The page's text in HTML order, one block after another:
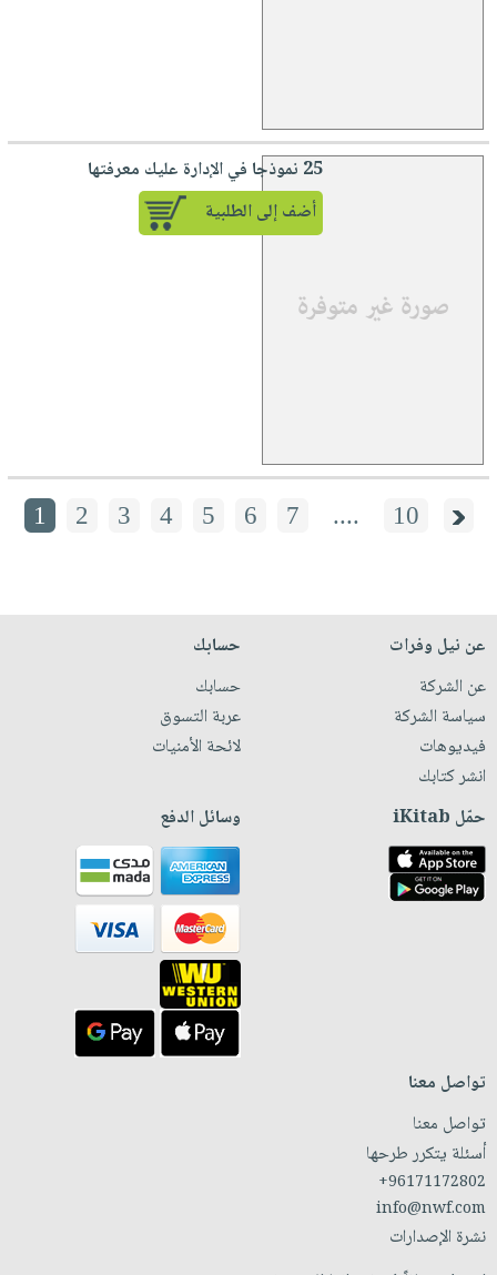
25 نموذجا في الإدارة عليك معرفتها
أضف إلى الطلبية
1 2 3 4 5 6 7 .... 10
عن نيل وفرات
عن الشركة
سياسة الشركة
فيديوهات
انشر كتابك
حسابك
حسابك
عربة التسوق
لائحة الأمنيات
حمّل iKitab وسائل الدفع
تواصل معنا
تواصل معنا
أسئلة يتكرر طرحها
+96171172802
info@nwf.com
نشرة الإصدارات